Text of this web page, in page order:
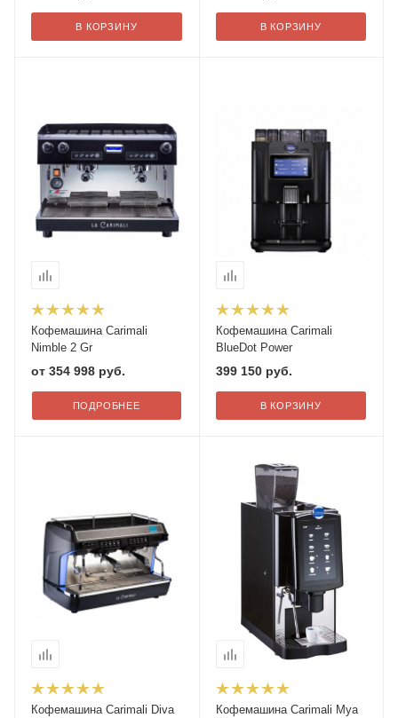
В КОРЗИНУ В КОРЗИНУ
Кофемашина Carimali
Nimble 2 Gr
от 354 998 руб.
ПОДРОБНЕЕ
Кофемашина Carimali
BlueDot Power
399 150руб.
В КОРЗИНУ
Кофемашина Carimali Diva
Кофемашина Carimali Mya